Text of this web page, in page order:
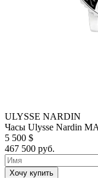
ULYSSE NARDIN
Часы Ulysse Nardin
5 500 $
467 500 руб.
Хочу купить